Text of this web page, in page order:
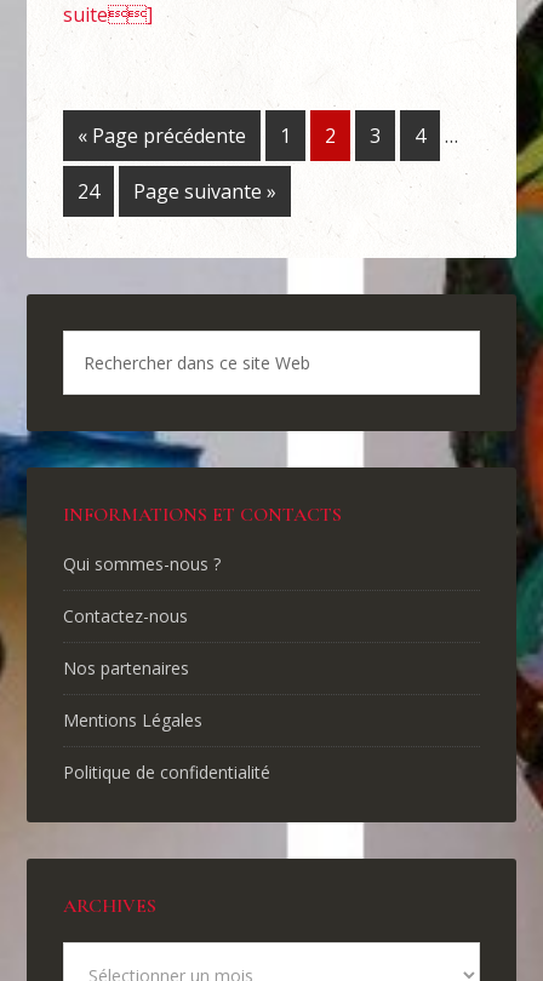
suite]
« Page précédente 1 2 3 4 …
24 Page suivante »
INFORMATIONS ET CONTACTS
Qui sommes-nous ?
Contactez-nous
Nos partenaires
Mentions Légales
Politique de confidentialité
ARCHIVES